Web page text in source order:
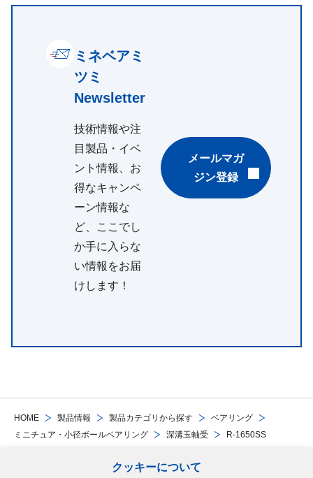
クッキーについて
HOME 製品情報 製品カテゴリから探す
ベアリング
ミニチュア・小径ボールベアリング
深溝玉軸受 R-1650SS
ミネベアミ
ツミ
Newsletter
技術情報や注
目製品・イベ
ント情報、お
得なキャンペ
ーン情報な
ど、ここでし
か手に入らな
い情報をお届
けします！
メールマガ
ジン登録